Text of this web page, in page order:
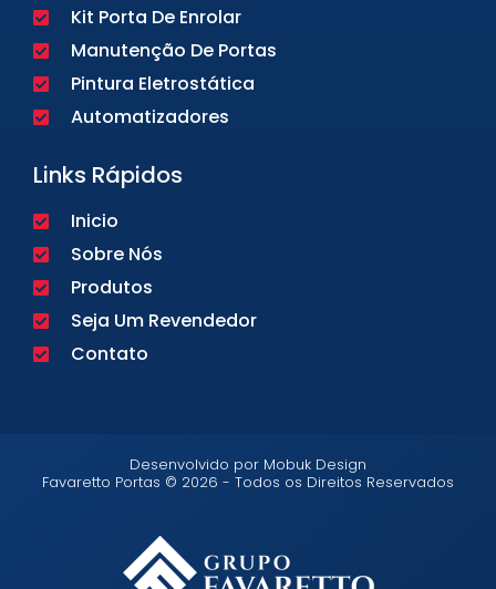
Kit Porta De Enrolar
Manutenção De Portas
Pintura Eletrostática
Automatizadores
Links Rápidos
Inicio
Sobre Nós
Produtos
Seja Um Revendedor
Contato
Desenvolvido por Mobuk Design
Favaretto Portas © 2026 - Todos os Direitos Reservados